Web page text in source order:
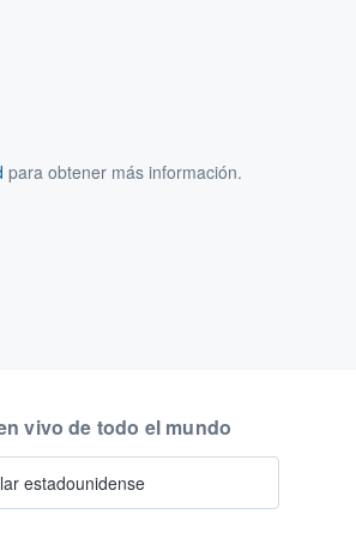
para obtener más información.
vivo de todo el mundo
estadounidense